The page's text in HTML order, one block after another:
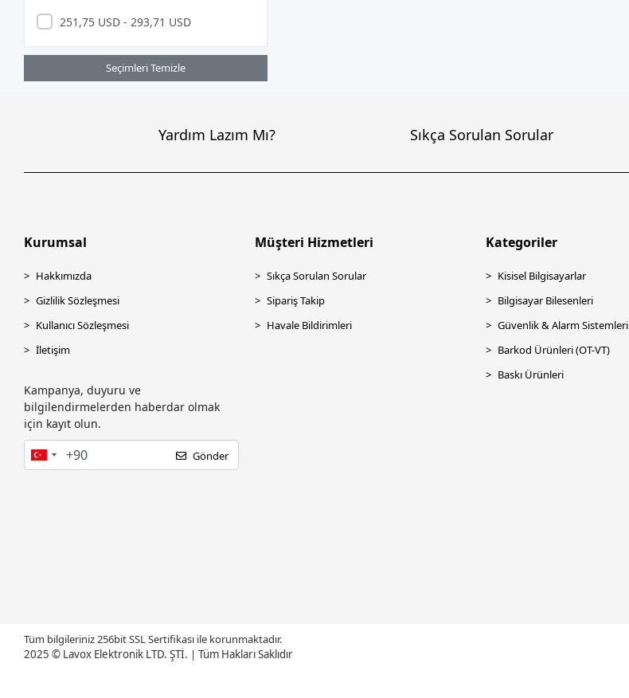
Argox
AURIS
BIOSTAR
BITFENIX
BİX
Brother
Canon
CODE CODESEC
Codegen
CODEGEN CODMAX
DC UPS
251,75 USD - 293,71 USD
Seçimleri Temizle
Yardım Lazım Mı? Sıkça Sorulan Sorular
Kurumsal
Hakkımızda
Gizlilik Sözleşmesi
Kullanıcı Sözleşmesi
İletişim
Kampanya, duyuru ve
bilgilendirmelerden haberdar olmak
için kayıt olun.
Gönder
Müşteri Hizmetleri
Sıkça Sorulan Sorular
Sipariş Takip
Havale Bildirimleri
Kategoriler
Kisisel Bilgisayarlar
Bilgisayar Bilesenleri
Güvenlik & Alarm Sistemleri
Barkod Ürünleri (OT-VT)
Baskı Ürünleri
Tüm bilgileriniz 256bit SSL Sertifikası ile korunmaktadır.
2025 © Lavox Elektronik LTD. ŞTİ. | Tüm Hakları Saklıdır